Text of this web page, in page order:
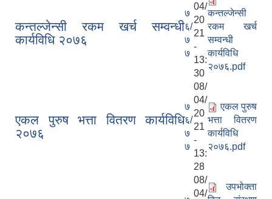
कन्तल्जेन्सी रकम खर्च सम्वन्धी
कार्यविधि २०७६
७
६/
७
७
04/
20
21
-
13:
30
कन्तल्जेन्सी
रकम खर्च
सम्वन्धी
कार्यविधि
२०७६.pdf
एकल पुरुष भत्ता वितरण कार्यविधि
२०७६
७
६/
७
७
08/
04/
20
21
-
13:
28
एकल पुरुष
भत्ता वितरण
कार्यविधि
२०७६.pdf
08/
04/
उपभोक्ता